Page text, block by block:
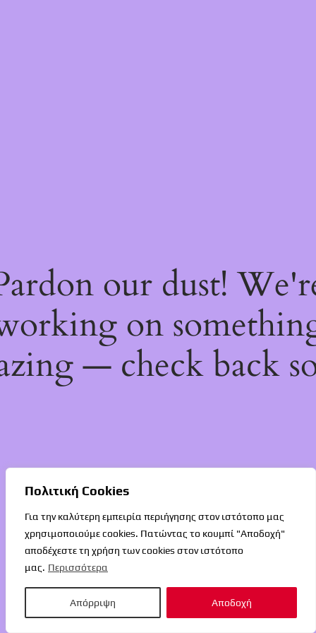
Πολιτική Cookies
Για την καλύτερη εμπειρία περιήγησης στον ιστότοπο μας
χρησιμοποιούμε cookies. Πατώντας το κουμπί "Αποδοχή"
αποδέχεστε τη χρήση των cookies στον ιστότοπο
μας. Περισσότερα
Απόρριψη Αποδοχή
our dust!
on
— check back